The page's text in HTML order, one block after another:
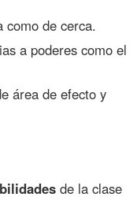
como de cerca.
a poderes como el
área de efecto y
de la clase